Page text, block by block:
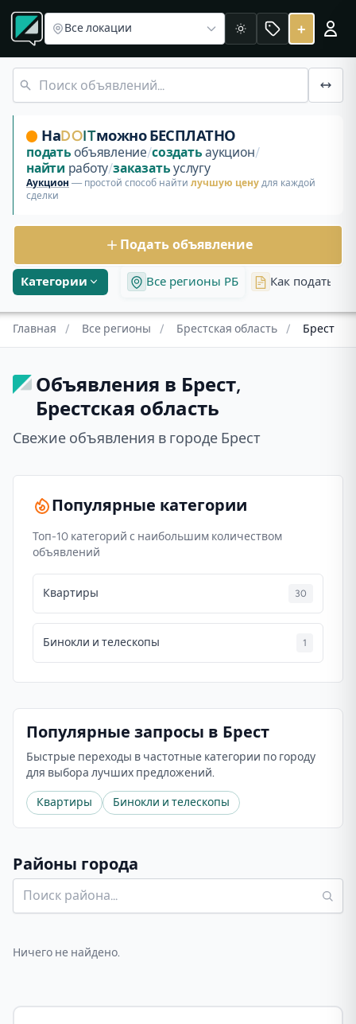
Объявления Брест
Бесплатные объявления и аукционы в Бресте,
Бинокль Tento 12*40 БПС
СРОЧНАЯ ПРОДАЖА 2-х комнатная квартира на
Все локации Светлая +
Категории Все регионы РБ Как подать
НаDOITможно БЕСПЛАТНО
подать объявление/создать аукцион/
найти работу/заказать услугу
Аукцион — простой способ найти лучшую цену для каждой
сделки
Подать объявление
Главная / Все регионы / Брестская область / Брест
Объявления в Брест,
Брестская область
Свежие объявления в городе Брест
Популярные категории
Топ-10 категорий с наибольшим количеством
объявлений
Квартиры 30
Бинокли и телескопы 1
Популярные запросы в Брест
Быстрые переходы в частотные категории по городу
для выбора лучших предложений.
Квартиры Бинокли и телескопы
Районы города
Ничего не найдено.